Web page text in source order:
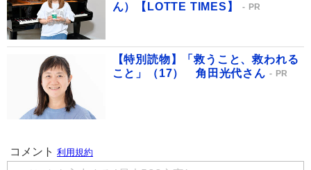
ん）【LOTTE TIMES】
PR
【特別読物】「救うこと、救われる
こと」（17） 角田光代さん
PR